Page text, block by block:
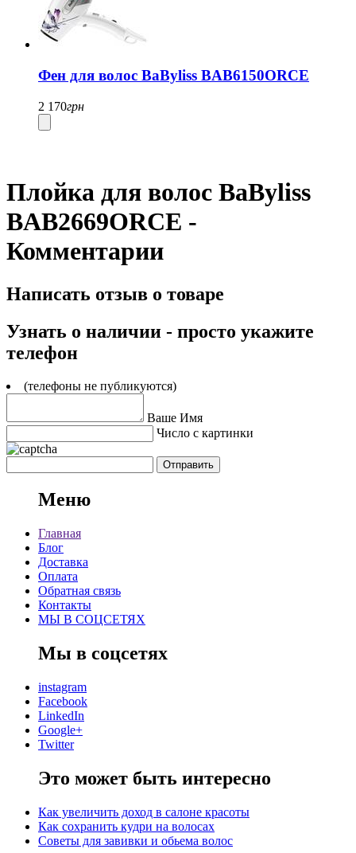
Фен для волос BaByliss BAB6150ORCE
2 170грн
Плойка для волос BaByliss
BAB2669ORCE -
Комментарии
Написать отзыв о товаре
Узнать о наличии - просто укажите
телефон
(телефоны не публикуются)
Ваше Имя
Число с картинки
Меню
Главная
Блог
Доставка
Оплата
Обратная связь
Контакты
МЫ В СОЦСЕТЯХ
Мы в соцсетях
instagram
Facebook
LinkedIn
Google+
Twitter
Это может быть интересно
Как увеличить доход в салоне красоты
Как сохранить кудри на волосах
Советы для завивки и обьема волос